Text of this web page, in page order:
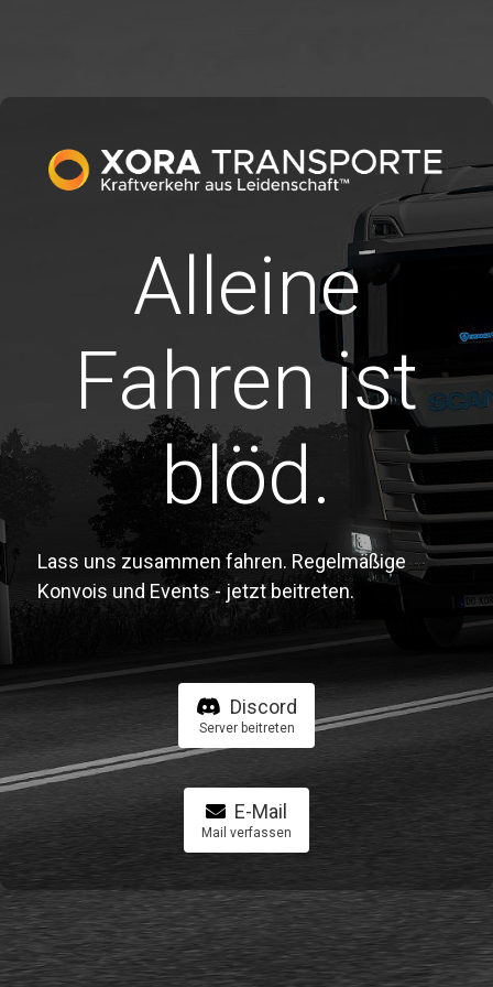
Alleine
Fahren ist
blöd.
Lass uns zusammen fahren. Regelmäßige
Konvois und Events - jetzt beitreten.
Discord
Server beitreten
E-Mail
Mail verfassen